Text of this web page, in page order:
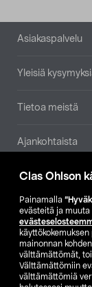
Clas Ohlson
Painamalla
evästeitä ja
mainonnan
välttämättömät,
Välttämättömiin
välttämättömiä
Asiakaspalvelu
Yleisiä
Tietoa meistä
Ajankohtaista
Muut